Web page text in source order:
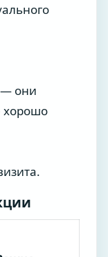
— они
хорошо